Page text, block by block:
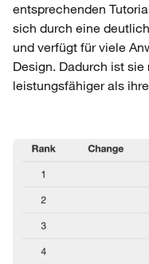
entsprechenden
sich durch eine
und verfügt für viele
Design. Dadurch ist
leistungsfähiger als